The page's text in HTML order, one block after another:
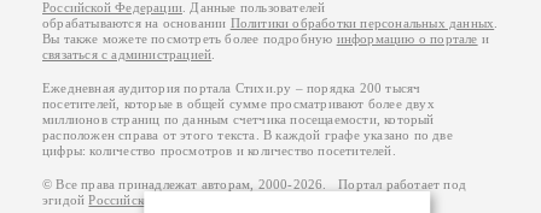
Российской Федерации . Данные пользователей
обрабатываются на основании Политики обработки персональных данных
Вы также можете посмотреть более подробную информацию о портале и
связаться с администрацией
Ежедневная аудитория портала Стихи.ру – порядка 200 тысяч
посетителей, которые в общей сумме просматривают более двух
миллионов страниц по данным счетчика посещаемости, который
расположен справа от этого текста. В каждой графе указано по две
цифры: количество просмотров и количество посетителей.
© Все права принадлежат авторам, 2000-2026. Портал работает под
эгидойРоссийского союза писателей